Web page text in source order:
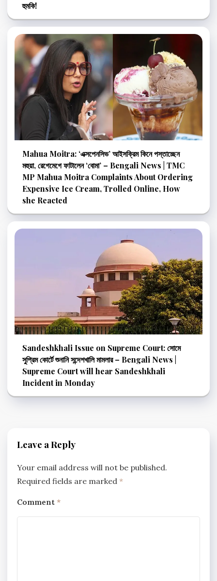
হুমকি!
Mahua Moitra: ‘এক্সপেনসিভ’ আইসক্রিম কিনে পস্তাচ্ছেন
মহুয়া, রেগেমেগে ফাটালেন ‘বোমা’ – Bengali News | TMC
MP Mahua Moitra Complaints About Ordering
Expensive Ice Cream, Trolled Online, How
she Reacted
Sandeshkhali Issue on Supreme Court: সোমে
সুপ্রিম কোর্টে শুনানি সন্দেশখালি মামলার – Bengali News |
Supreme Court will hear Sandeshkhali
Incident in Monday
Leave a Reply
Your email address will not be published.
Required fields are marked *
Comment *